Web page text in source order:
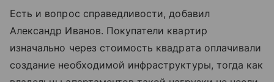
Есть и вопрос справедливости, добавил
Александр Иванов. Покупатели квартир
изначально через стоимость квадрата оплачивали
создание необходимой инфраструктуры, тогда как